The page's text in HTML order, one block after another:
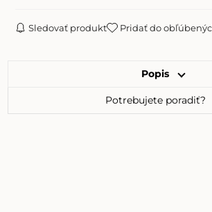
Sledovať produkt Pridať do
Popis
Potrebujete poradiť?